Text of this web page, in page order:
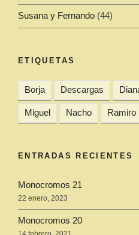
Susana y Fernando (44)
ETIQUETAS
Borja Descargas
Miguel Nacho Ramiro
ENTRADAS RECIENTES
Monocromos 21
22 enero, 2023
Monocromos 20